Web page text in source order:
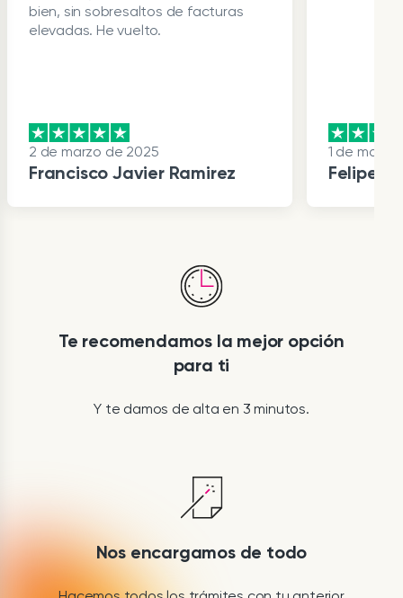
bien, sin sobresaltos de facturas
elevadas. He vuelto.
2 de marzo de 2025
Francisco Javier Ramirez
1 de
Felipe
Te recomendamos la mejor opción
para ti
Y te damos de alta en 3 minutos.
Nos encargamos de todo